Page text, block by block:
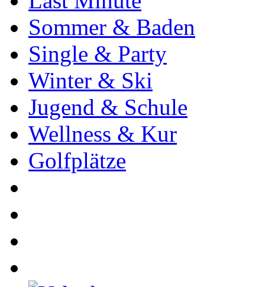
Sommer & Baden
Single & Party
Winter & Ski
Jugend & Schule
Wellness & Kur
Golfplätze